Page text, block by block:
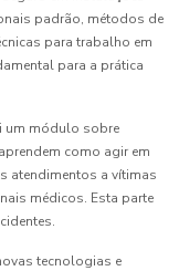
padrão, métodos de
para trabalho em
para a prática
um módulo sobre
como agir em
atendimentos a vítimas
médicos. Esta parte
tecnologias e